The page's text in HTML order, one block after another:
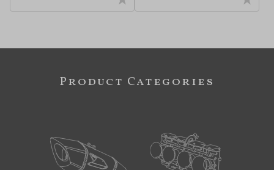
Product Categories